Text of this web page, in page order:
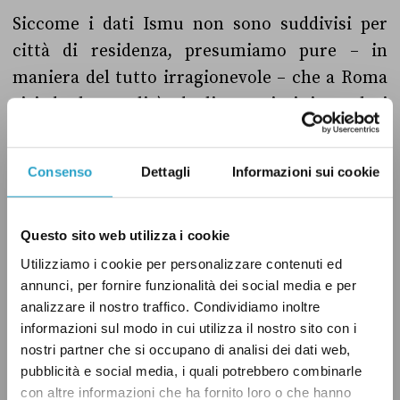
Consenso Dettagli Informazioni sui cookie
Questo sito web utilizza i cookie
Utilizziamo i cookie per personalizzare contenuti ed
annunci, per fornire funzionalità dei social media e per
analizzare il nostro traffico. Condividiamo inoltre
informazioni sul modo in cui utilizza il nostro sito con i
nostri partner che si occupano di analisi dei dati web,
pubblicità e social media, i quali potrebbero combinarle
con altre informazioni che ha fornito loro o che hanno
Siccome i dati Ismu non sono suddivisi per
città di residenza, presumiamo pure – in
maniera del tutto irragionevole – che a Roma
risieda la totalità degli stranieri irregolari
presenti in Italia. Se sommassimo quindi i 294
presenti a Roma nel 2013, il totale sarebbe
immigrati regolari ed irregolari presenti in
Italia.
Il verdetto